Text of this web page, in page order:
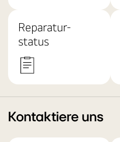
Reparatur-
status
Kontaktiere uns